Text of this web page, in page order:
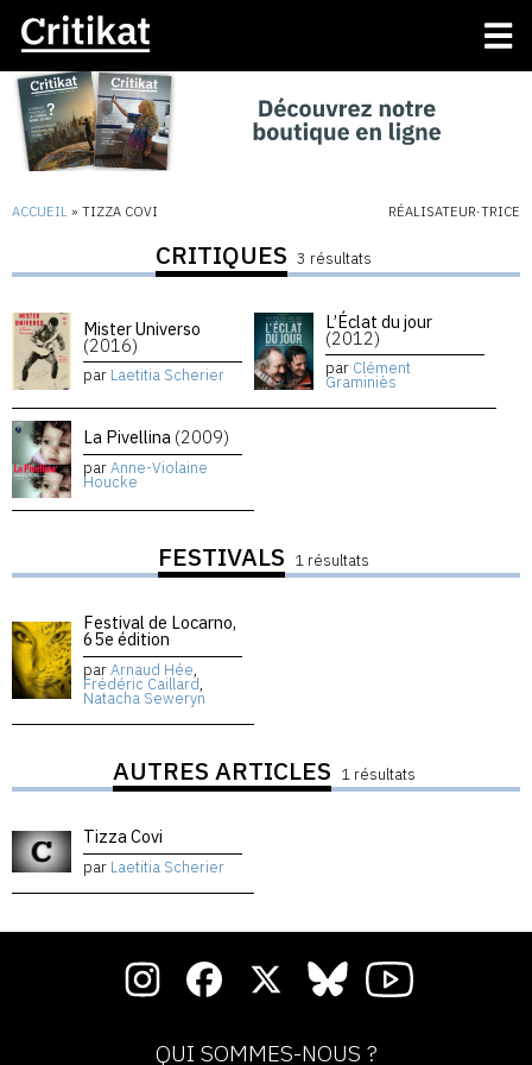
ACCUEIL » TIZZA COVI RÉALISATEUR·TRICE
CRITIQUES 3 résultats
Mister Universo
(2016)
par Laetitia Scherier
L’Éclat du jour
(2012)
par Clément
Graminiès
La Pivellina (2009)
parAnne-Violaine
Houcke
FESTIVALS 1 résultats
Festival de Locarno,
65e édition
parArnaud Hée,
Frédéric Caillard,
Natacha Seweryn
AUTRES ARTICLES 1 résultats
Tizza Covi
par Laetitia Scherier
QUI SOMMES-NOUS ?